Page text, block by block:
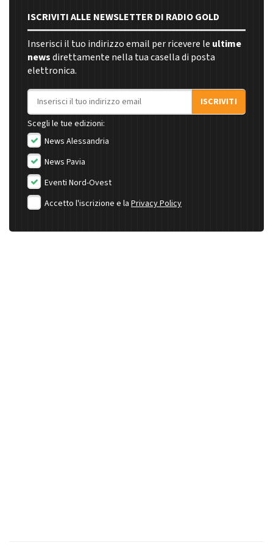
ISCRIVITI ALLE NEWSLETTER DI RADIO GOLD
Inserisci il tuo indirizzo email per ricevere le ultime
newsdirettamente nella tua casella di posta
elettronica.
Indirizzo email
ISCRIVITI
Scegli le tue edizioni:
News Alessandria
News Pavia
Eventi Nord-Ovest
Accetto l'iscrizione e la Privacy Policy